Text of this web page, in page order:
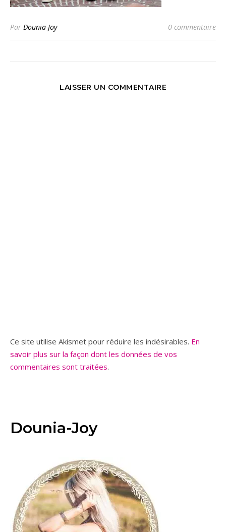
Par Dounia-Joy 0 commentaire
LAISSER UN COMMENTAIRE
Ce site utilise Akismet pour réduire les indésirables. En
savoir plus sur la façon dont les données de vos
commentaires sont traitées.
Dounia-Joy